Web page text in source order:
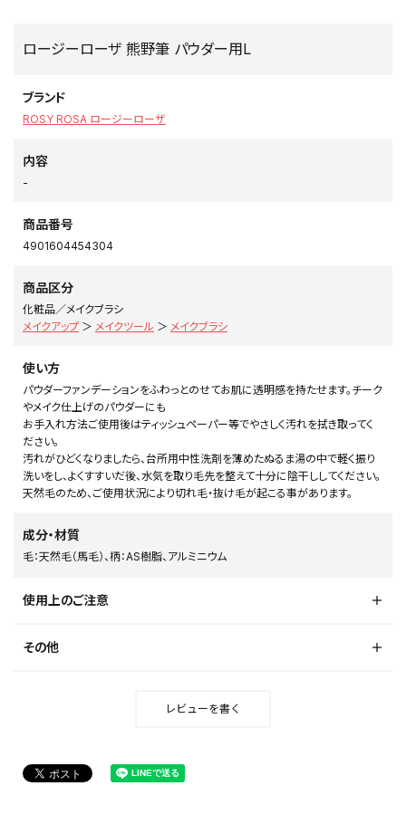
ロージーローザ 熊野筆 パウダー用L
ブランド
ROSY ROSA ロージーローザ
内容
-
商品番号
4901604454304
商品区分
化粧品／メイクブラシ
メイクアップ ＞ メイクツール ＞ メイクブラシ
使い方
パウダーファンデーションをふわっとのせてお肌に透明感を持たせます。チーク
やメイク仕上げのパウダーにも
お手入れ方法ご使用後はティッシュペーパー等でやさしく汚れを拭き取ってく
ださい。
汚れがひどくなりましたら、台所用中性洗剤を薄めたぬるま湯の中で軽く振り
洗いをし、よくすすいだ後、水気を取り毛先を整えて十分に陰干ししてください。
天然毛のため、ご使用状況により切れ毛・抜け毛が起こる事があります。
成分・材質
毛：天然毛（馬毛）、柄：AS樹脂、アルミニウム
使用上のご注意
その他
レビューを書く